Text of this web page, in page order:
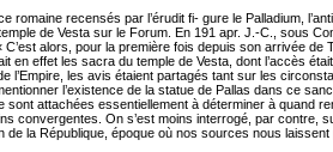
romaine recensés par l’érudit fi- gure le Palladium,
de Vesta sur le Forum. En 191 apr. J.-C., sous
C’est alors, pour la première fois depuis son arrivée
en effet les sacra du temple de Vesta, dont l’accès
l’Empire, les avis étaient partagés tant sur les
l’existence de la statue de Pallas dans ce
sont attachées essentiellement à déterminer à quand
convergentes. On s’est moins interrogé, par contre,
de la République, époque où nos sources nous